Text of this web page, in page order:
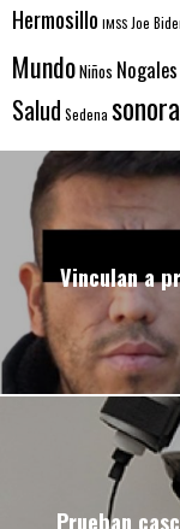
Hermosillo IMSSJoe
MundoNiños Nogales
Salud Sedena sonora
Vinculan a
Prueban